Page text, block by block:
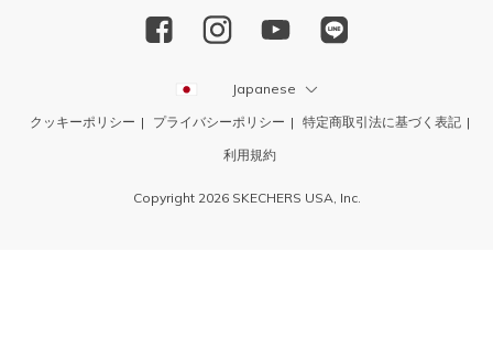
Japanese
クッキーポリシー プライバシーポリシー
特定商取引法に基づく表記
利用規約
Copyright 2026 SKECHERS USA, Inc.